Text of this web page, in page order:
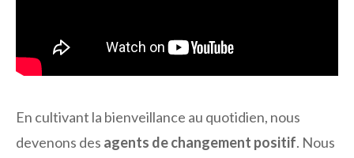
En cultivant la bienveillance au quotidien, nous
devenons des agents de changement positif. Nous